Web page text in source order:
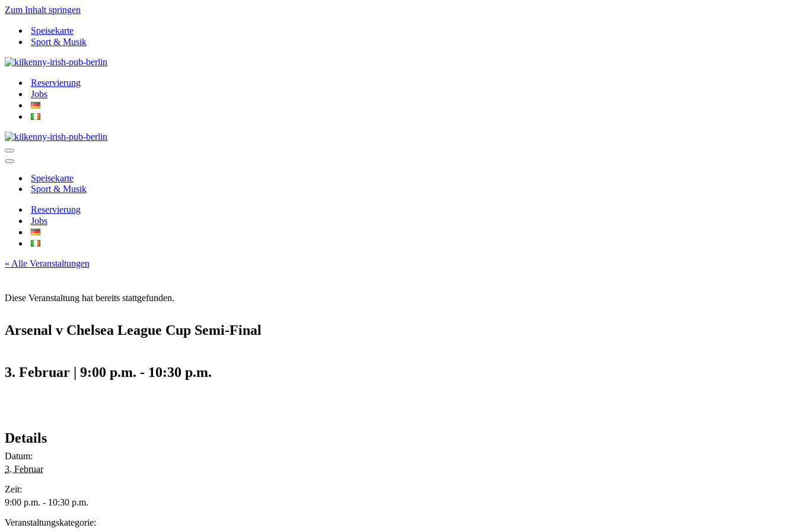
Zum Inhalt springen
Speisekarte
Sport & Musik
Reservierung
Jobs
Navigationsmenü
Navigationsmenü
Speisekarte
Sport & Musik
Reservierung
Jobs
« Alle Veranstaltungen
Diese Veranstaltung hat bereits stattgefunden.
Arsenal v Chelsea League Cup Semi-Final
3. Februar | 9:00 p.m. - 10:30 p.m.
Details
Datum:
3. Februar
Zeit:
9:00 p.m. - 10:30 p.m.
Veranstaltungskategorie: